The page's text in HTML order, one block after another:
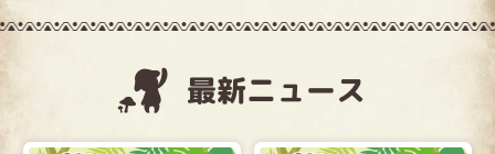
最新ニュース